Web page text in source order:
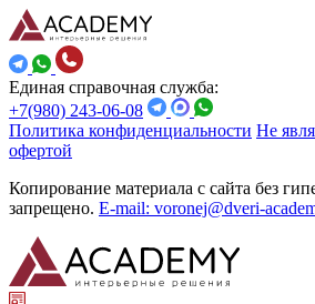
Единая справочная служба:
+7(980) 243-06-08
Политика конфиденциальности Не
офертой
Копирование материала с сайта без
запрещено. E-mail: voronej@dveri-